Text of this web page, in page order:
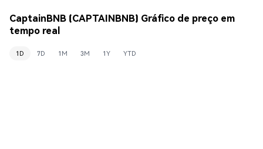
CaptainBNB (CAPTAINBNB) Gráfico de preço em
tempo real
1D 7D 1M 3M 1Y YTD